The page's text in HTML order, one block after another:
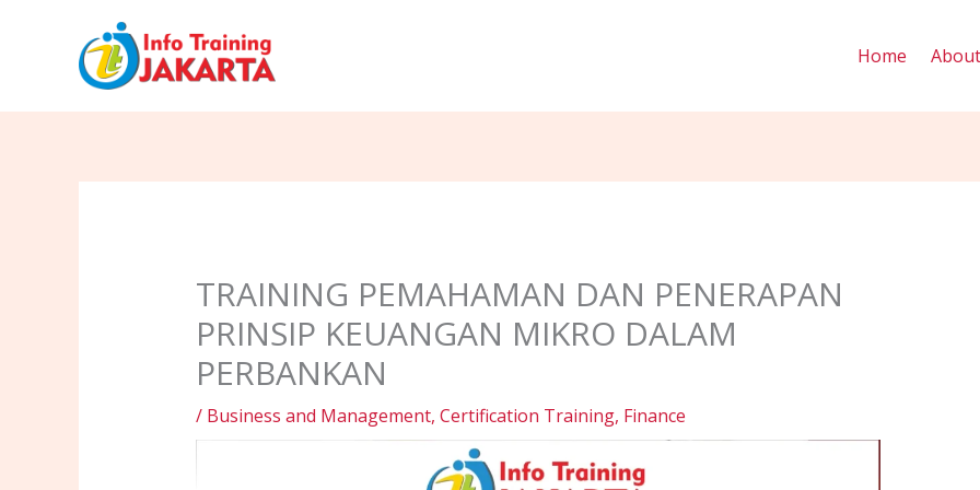
Home About
TRAINING PEMAHAMAN DAN PENERAPAN
PRINSIP KEUANGAN MIKRO DALAM
PERBANKAN
/ Business and Management, Certification Training, Finance